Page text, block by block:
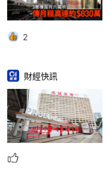
2
財經快訊